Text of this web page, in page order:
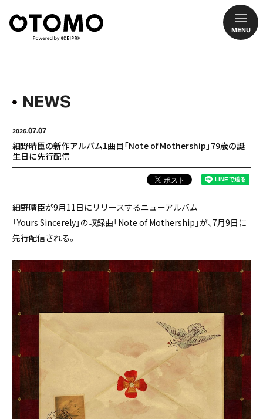
MENU
NEWS
2026.07.07
細野晴臣の新作アルバム1曲目「Note of Mothership」79歳の誕
生日に先行配信
細野晴臣が9月11日にリリースするニューアルバム
「Yours Sincerely」の収録曲「Note of Mothership」が、7月9日に
先行配信される。